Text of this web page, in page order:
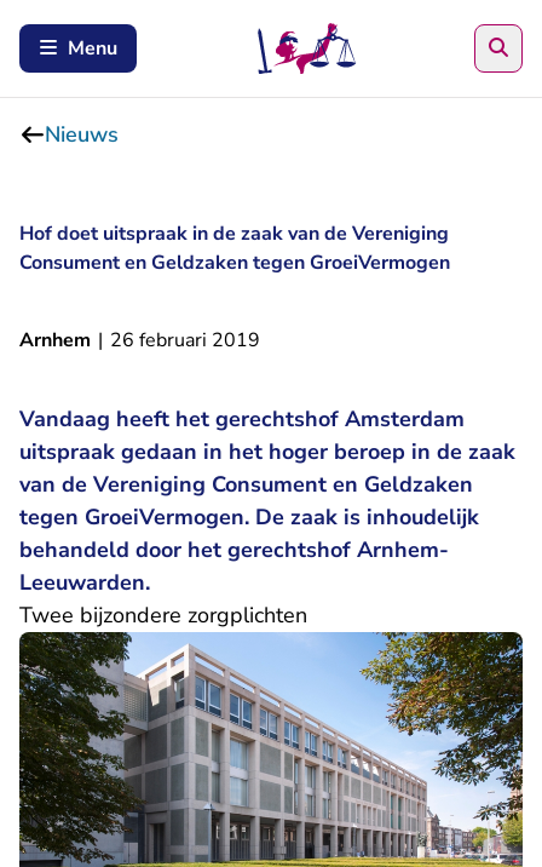
Menu
Nieuws
Hof doet uitspraak in de zaak van de Vereniging
Consument en Geldzaken tegen GroeiVermogen
Arnhem | 26 februari 2019
Vandaag heeft het gerechtshof Amsterdam
uitspraak gedaan in het hoger beroep in de zaak
van de Vereniging Consument en Geldzaken
tegen GroeiVermogen. De zaak is inhoudelijk
behandeld door het gerechtshof Arnhem-
Leeuwarden.
Twee bijzondere zorgplichten